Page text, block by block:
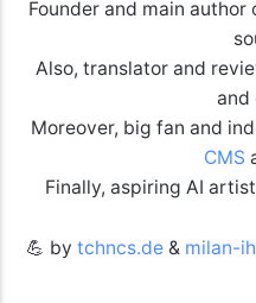
Founder and main
Also, translator and
and
Moreover, big fan and
CMS
Finally, aspiring AI
💪 by tchncs.de& milan-